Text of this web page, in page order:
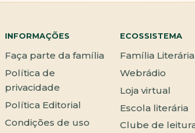
INFORMAÇÕES
Faça parte da família
Política de
privacidade
Política Editorial
Condições de uso
ECOSSISTEMA
Família Literária
Webrádio
Loja virtual
Escola literária
Clube de